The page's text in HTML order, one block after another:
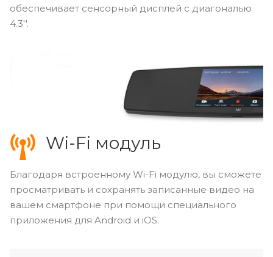
обеспечивает сенсорный дисплей с диагональю
4.3''.
Wi-Fi модуль
Благодаря встроенному Wi-Fi модулю, вы сможете
просматривать и сохранять записанные видео на
вашем смартфоне при помощи специального
приложения для Android и iOS.